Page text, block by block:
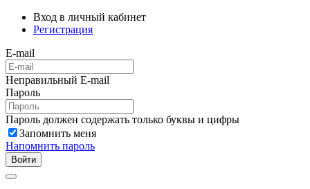
Вход в личный кабинет
Регистрация
E-mail
Неправильный E-mail
Пароль
Пароль должен содержать только буквы и цифры
Запомнить меня
Напомнить пароль
Войти